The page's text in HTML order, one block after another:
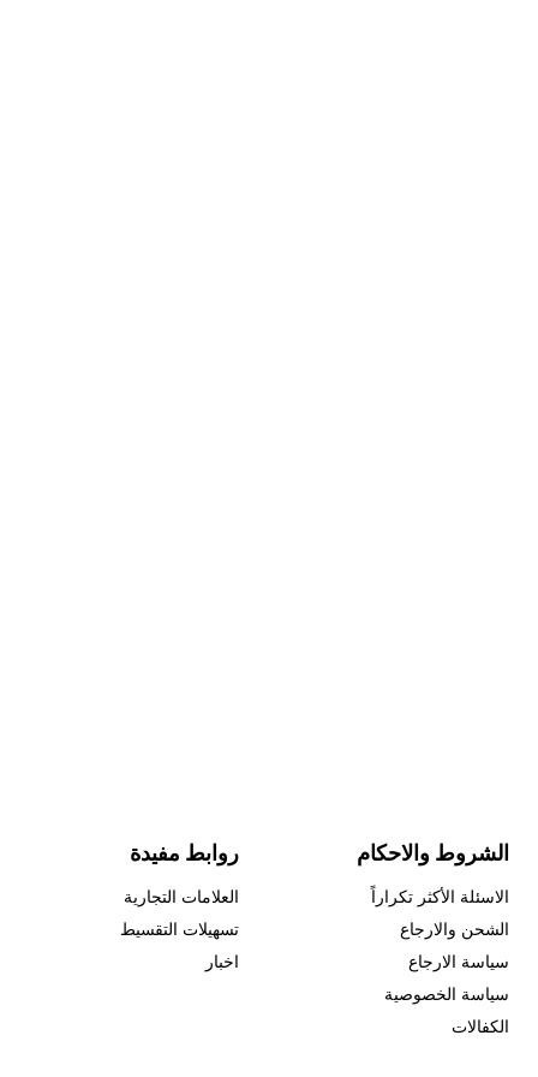
الشروط والاحكام
الاسئلة الأكثر تكراراً
الشحن والارجاع
سياسة الارجاع
سياسة الخصوصية
الكفالات
روابط مفيدة
العلامات التجارية
تسهيلات التقسيط
اخبار